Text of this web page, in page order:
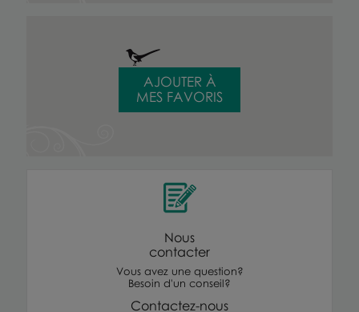
AJOUTER À
MES FAVORIS
Nous
contacter
Vous avez une question?
Besoin d'un conseil?
Contactez-nous